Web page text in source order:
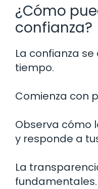
¿Cómo
confianza?
La confianza
tiempo.
Comienza con
Observa cómo
y responde a
La
fundamentales.